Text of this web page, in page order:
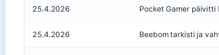
25.4.2026 Pocket Gamer
25.4.2026 Beebom tarkisti ja